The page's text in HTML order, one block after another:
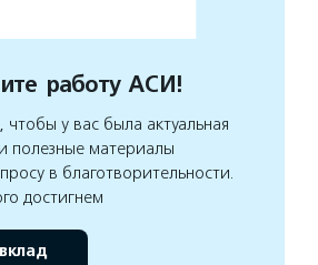
работу АСИ!
у вас была актуальная
полезные материалы
в благотворительности.
достигнем